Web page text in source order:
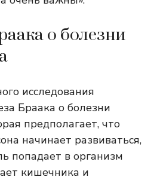
о болезни
исследования
Браака о болезни
предполагает, что
начинает развиваться,
попадает в организм
кишечника и